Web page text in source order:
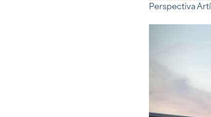
Perspectiva